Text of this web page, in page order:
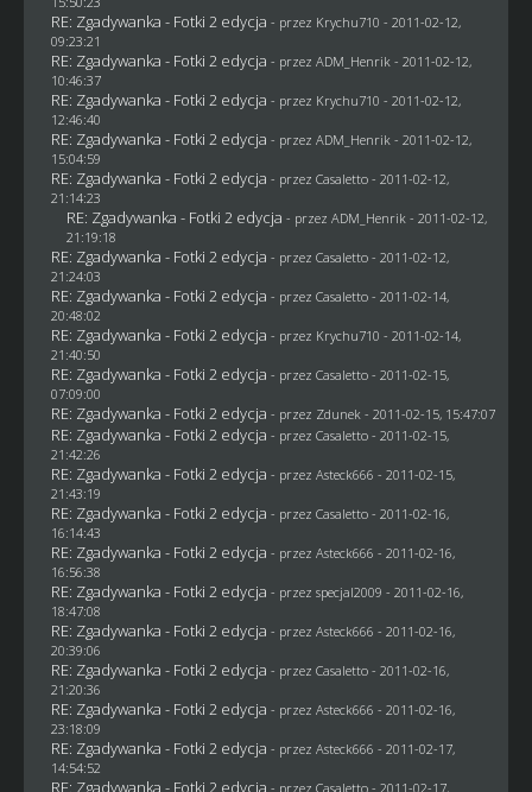
RE: Zgadywanka - Fotki 2 edycja - przez Krychu710 - 2011-02-12,
09:23:21
RE: Zgadywanka - Fotki 2 edycja - przez ADM_Henrik - 2011-02-12,
10:46:37
RE: Zgadywanka - Fotki 2 edycja - przez Krychu710 - 2011-02-12,
12:46:40
RE: Zgadywanka - Fotki 2 edycja - przez ADM_Henrik - 2011-02-12,
15:04:59
RE: Zgadywanka - Fotki 2 edycja - przez Casaletto- 2011-02-12,
21:14:23
RE: Zgadywanka - Fotki 2 edycja - przez ADM_Henrik - 2011-02-12,
21:19:18
RE: Zgadywanka - Fotki 2 edycja - przez Casaletto- 2011-02-12,
21:24:03
RE: Zgadywanka - Fotki 2 edycja - przez Casaletto- 2011-02-14,
20:48:02
RE: Zgadywanka - Fotki 2 edycja - przez Krychu710 - 2011-02-14,
21:40:50
RE: Zgadywanka - Fotki 2 edycja - przez Casaletto- 2011-02-15,
07:09:00
RE: Zgadywanka - Fotki 2 edycja - przez Zdunek - 2011-02-15, 15:47:07
RE: Zgadywanka - Fotki 2 edycja - przez Casaletto- 2011-02-15,
21:42:26
RE: Zgadywanka - Fotki 2 edycja - przez Asteck666 - 2011-02-15,
21:43:19
RE: Zgadywanka - Fotki 2 edycja - przez Casaletto- 2011-02-16,
16:14:43
RE: Zgadywanka - Fotki 2 edycja - przez Asteck666 - 2011-02-16,
16:56:38
RE: Zgadywanka - Fotki 2 edycja - przez specjal2009 - 2011-02-16,
18:47:08
RE: Zgadywanka - Fotki 2 edycja - przez Asteck666 - 2011-02-16,
20:39:06
RE: Zgadywanka - Fotki 2 edycja - przez Casaletto- 2011-02-16,
21:20:36
RE: Zgadywanka - Fotki 2 edycja - przez Asteck666 - 2011-02-16,
23:18:09
RE: Zgadywanka - Fotki 2 edycja - przez Asteck666 - 2011-02-17,
14:54:52
RE: Zgadywanka - Fotki 2 edycja - przez Casaletto- 2011-02-17,